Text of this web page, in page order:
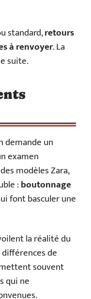
standard,retours
à renvoyer. La
suite.
demande un
examen
modèles Zara,
:boutonnage
font basculer une
la réalité du
de
souvent
qui ne